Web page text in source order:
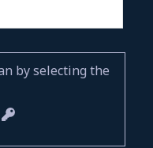
by selecting the